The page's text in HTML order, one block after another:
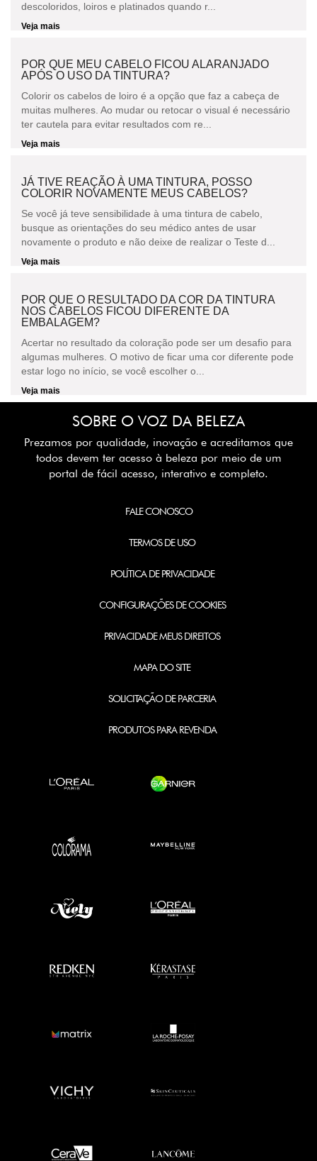
descoloridos, loiros e platinados quando r...
Veja mais
POR QUE MEU CABELO FICOU ALARANJADO
APÓS O USO DA TINTURA?
Colorir os cabelos de loiro é a opção que faz a cabeça de
muitas mulheres. Ao mudar ou retocar o visual é necessário
ter cautela para evitar resultados com re...
Veja mais
JÁ TIVE REAÇÃO À UMA TINTURA, POSSO
COLORIR NOVAMENTE MEUS CABELOS?
Se você já teve sensibilidade à uma tintura de cabelo,
busque as orientações do seu médico antes de usar
novamente o produto e não deixe de realizar o Teste d...
Veja mais
POR QUE O RESULTADO DA COR DA TINTURA
NOS CABELOS FICOU DIFERENTE DA
EMBALAGEM?
Acertar no resultado da coloração pode ser um desafio para
algumas mulheres. O motivo de ficar uma cor diferente pode
estar logo no início, se você escolher o...
Veja mais
SOBRE O VOZ DA BELEZA
Prezamos por qualidade, inovação e acreditamos que
todos devem ter acesso à beleza por meio de um
portal de fácil acesso, interativo e completo.
FALE CONOSCO
TERMOS DE USO
POLÍTICA DE PRIVACIDADE
CONFIGURAÇÕES DE COOKIES
PRIVACIDADE MEUS DIREITOS
MAPA DO SITE
SOLICITAÇÃO DE PARCERIA
PRODUTOS PARA REVENDA